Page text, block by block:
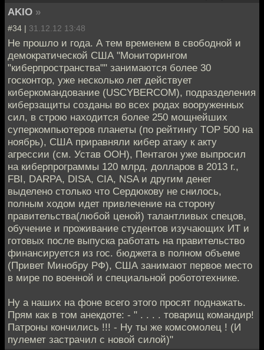
AKIO »
#34 | 31.12.12 13:48
Не прошло и года. А тем временем в свободной и
демократической США "Мониторингом
"киберпространства"" занимаются более 30
госконтор, уже несколько лет действует
киберкомандование (USCYBERCOM), подразделения
киберзащиты созданы во всех родах вооруженных
сил, в строю находится более 250 мощнейших
суперкомпьютеров планеты (по рейтингу TOP 500 на
ноябрь), США приравняли кибер атаку к акту
агрессии (см. Устав ООН), Пентагон уже выпросил
на киберпрограммы 120 млрд. долларов в 2013 г.,
FBI, DARPA, DISA, CIA, NSA и другим денег
выделено столько что Сердюкову не снилось,
полным ходом идет привлечение на сторону
правительства(любой ценой) талантливых спецов,
обучение и проживание студентов изучающих ИТ и
готовых после выпуска работать на правительство
финансируется из гос. бюджета в полном объеме
(Привет Минобру РФ), США занимают первое место
в мире по военной и специальной робототехнике.
Ну а наших на фоне всего этого просят поднажать.
Прям как в том анекдоте: - " . . . . товарищ командир!
Патроны кончились !!! - Ну ты же комсомолец ! (И
пулемет застрачил с новой силой)"